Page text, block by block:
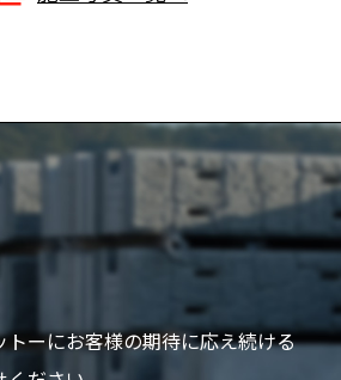
ーにお客様の期待に応え続ける